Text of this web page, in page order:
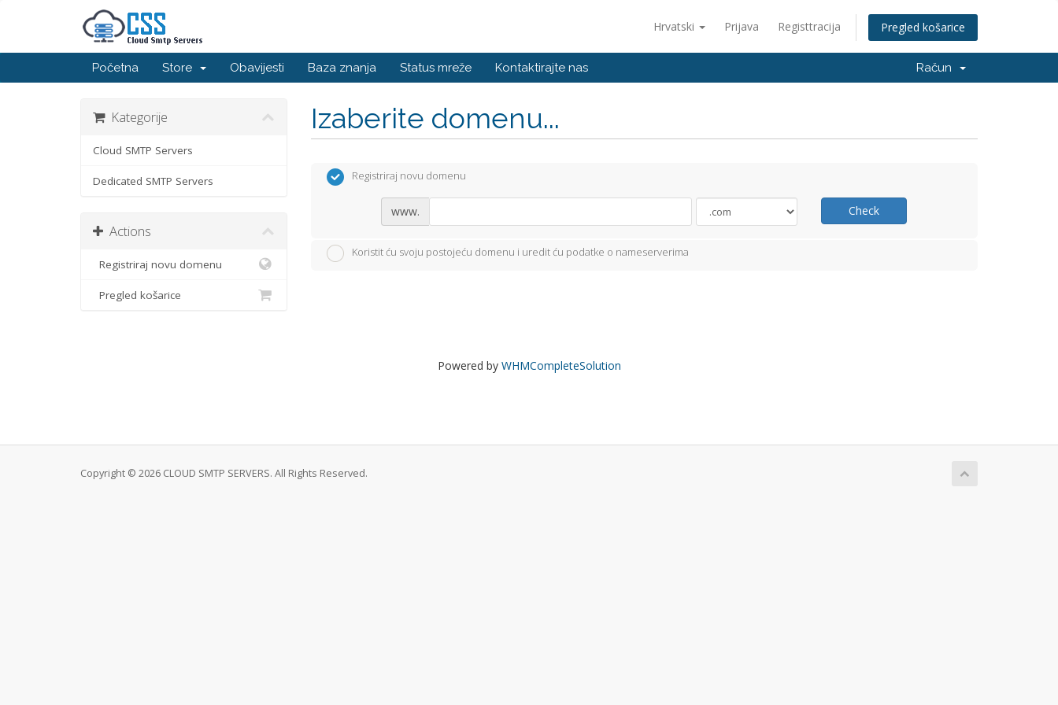
Hrvatski Prijava Registtracija Pregled košarice
Početna Store Obavijesti Baza znanja Status mreže Kontaktirajte nas Račun
Izaberite domenu...
Kategorije
Cloud SMTP Servers
Dedicated SMTP Servers
Actions
Registriraj novu domenu
Pregled košarice
Registriraj novu domenu
www. Check
Koristit ću svoju postojeću domenu i uredit ću podatke o nameserverima
Powered by WHMCompleteSolution
Copyright © 2026 CLOUD SMTP SERVERS. All Rights Reserved.